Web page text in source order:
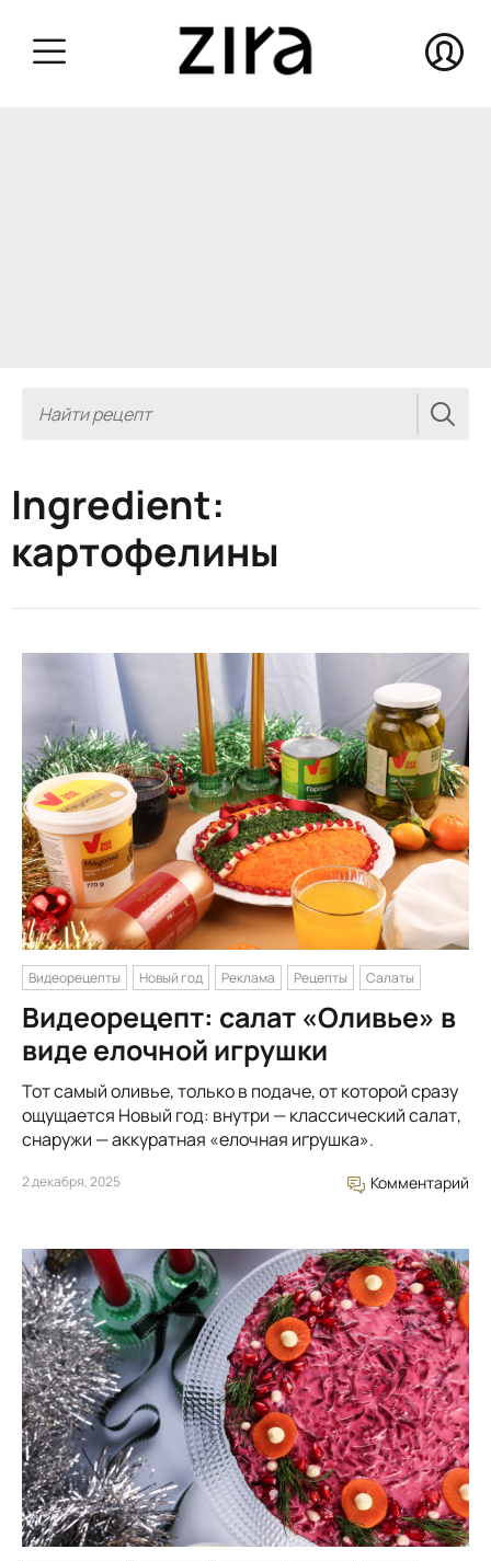
Ingredient:
картофелины
Видеорецепты Новый год Реклама Рецепты Салаты
Видеорецепт: салат «Оливье» в
виде елочной игрушки
Тот самый оливье, только в подаче, от которой сразу
ощущается Новый год: внутри — классический салат,
снаружи — аккуратная «елочная игрушка».
2 декабря, 2025 Комментарий